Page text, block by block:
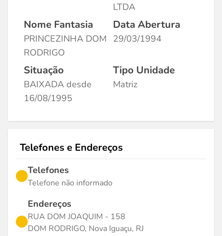
LTDA
Nome Fantasia
PRINCEZINHA DOM
RODRIGO
Data Abertura
29/03/1994
Situação
BAIXADA desde
16/08/1995
Tipo Unidade
Matriz
Telefones e Endereços
Telefones
Telefone não informado
Endereços
RUA DOM JOAQUIM - 158
DOM RODRIGO, Nova Iguaçu, RJ